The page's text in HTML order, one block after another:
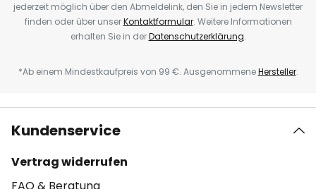
jederzeit möglich über den Abmeldelink, den Sie in jedem Newsletter
finden oder über unserKontaktformular. Weitere Informationen
erhalten Sie in derDatenschutzerklärung.
*Ab einem Mindestkaufpreis von 99 €. AusgenommeneHersteller.
Kundenservice
Vertrag widerrufen